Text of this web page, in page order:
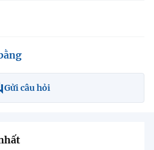
Gửi câu hỏi